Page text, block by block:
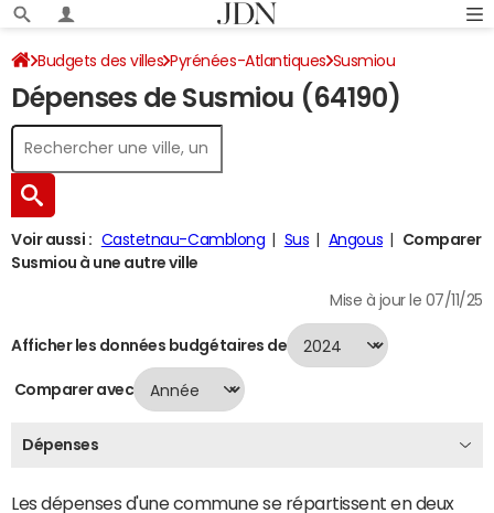
Budgets des villes Pyrénées-Atlantiques Susmiou
Dépenses 2024
Dépenses de Susmiou (64190)
Voir aussi : Castetnau-Camblong Sus Angous
Comparer
Susmiou à une autre ville
Mise à jour le 07/11/25
Afficher les données budgétaires de
Comparer avec
Dépenses
Les dépenses d'une commune se répartissent en deux